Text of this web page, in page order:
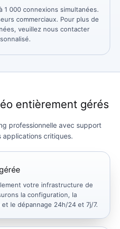
1 000 connexions simultanées.
commerciaux. Pour plus de
veuillez nous contacter
entièrement gérés
professionnelle avec support
applications critiques.
votre infrastructure de
la configuration, la
le dépannage 24h/24 et 7j/7.